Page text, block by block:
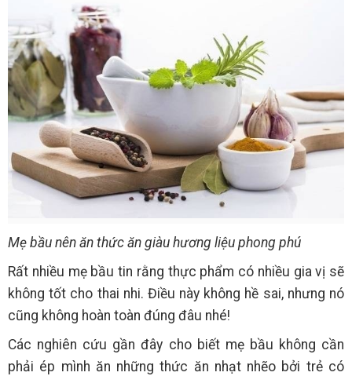
Mẹ bầu nên ăn thức ăn giàu hương liệu phong phú
Rất nhiều mẹ bầu tin rằng thực phẩm có nhiều gia vị sẽ
không tốt cho thai nhi. Điều này không hề sai, nhưng nó
cũng không hoàn toàn đúng đâu nhé!
Các nghiên cứu gần đây cho biết mẹ bầu không cần
phải ép mình ăn những thức ăn nhạt nhẽo bởi trẻ có